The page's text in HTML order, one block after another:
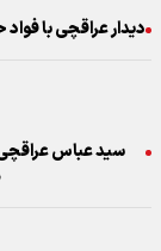
دیدار عراقچی با
سید عباس